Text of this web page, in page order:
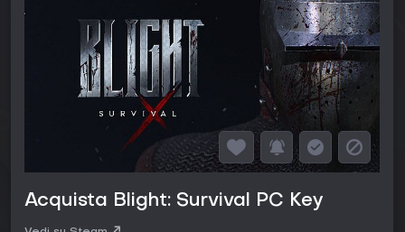
Acquista Blight: Survival PC Key